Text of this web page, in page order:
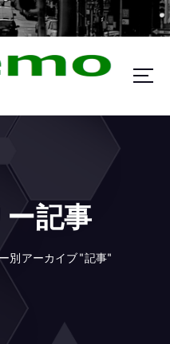
記事
別アーカイブ "記事"